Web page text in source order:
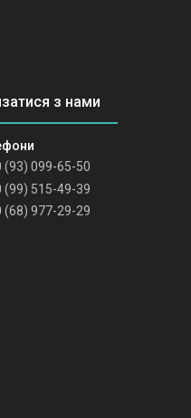
(93) 099-65-50
(99) 515-49-39
(68) 977-29-29